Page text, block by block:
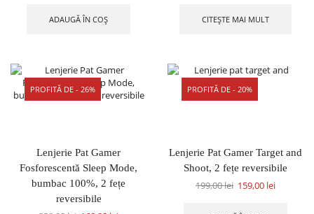
ADAUGĂ ÎN COȘ CITEȘTE MAI MULT
PROFITĂ DE - 26%
Lenjerie Pat Gamer
Fosforescentă Sleep Mode,
bumbac 100%, 2 fețe
reversibile
PROFITĂ DE - 20%
Lenjerie Pat Gamer Target and
Shoot, 2 fețe reversibile
199,00lei 159,00 lei